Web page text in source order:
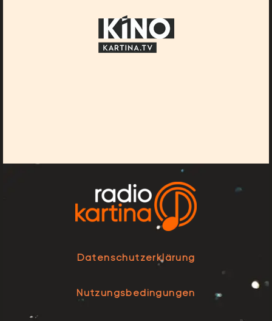
Datenschutzerklärung
Nutzungsbedingungen